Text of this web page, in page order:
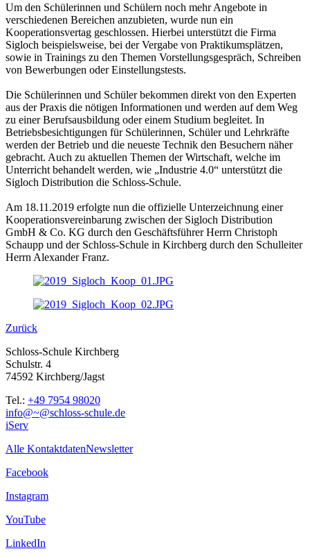
Um den Schülerinnen und Schülern noch mehr Angebote in
verschiedenen Bereichen anzubieten, wurde nun ein
Kooperationsvertag geschlossen. Hierbei unterstützt die Firma
Sigloch beispielsweise, bei der Vergabe von Praktikumsplätzen,
sowie in Trainings zu den Themen Vorstellungsgespräch, Schreiben
von Bewerbungen oder Einstellungstests.
Die Schülerinnen und Schüler bekommen direkt von den Experten
aus der Praxis die nötigen Informationen und werden auf dem Weg
zu einer Berufsausbildung oder einem Studium begleitet. In
Betriebsbesichtigungen für Schülerinnen, Schüler und Lehrkräfte
werden der Betrieb und die neueste Technik den Besuchern näher
gebracht. Auch zu aktuellen Themen der Wirtschaft, welche im
Unterricht behandelt werden, wie „Industrie 4.0“ unterstützt die
Sigloch Distribution die Schloss-Schule.
Am 18.11.2019 erfolgte nun die offizielle Unterzeichnung einer
Kooperationsvereinbarung zwischen der Sigloch Distribution
GmbH & Co. KG durch den Geschäftsführer Herrn Christoph
Schaupp und der Schloss-Schule in Kirchberg durch den Schulleiter
Herrn Alexander Franz.
Zurück
Schloss-Schule Kirchberg
Schulstr. 4
74592 Kirchberg/Jagst
Tel.: +49 7954 98020
info@~@schloss-schule.de
iServ
Alle KontaktdatenNewsletter
Facebook
Instagram
YouTube
LinkedIn